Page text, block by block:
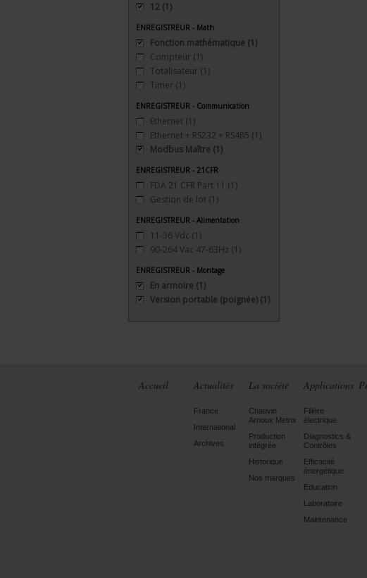
12 (1)
ENREGISTREUR - Math
Fonction mathématique (1)
Compteur (1)
Totalisateur (1)
Timer (1)
ENREGISTREUR - Communication
Ethernet (1)
Ethernet + RS232 + RS485 (1)
Modbus Maître (1)
ENREGISTREUR - 21CFR
FDA 21 CFR Part 11 (1)
Gestion de lot (1)
ENREGISTREUR - Alimentation
11-36 Vdc (1)
90-264 Vac 47-63Hz (1)
ENREGISTREUR - Montage
En armoire (1)
Version portable (poignée) (1)
Accueil Actualités
France
International
Archives
La société
Chauvin
Arnoux Metrix
Production
intégrée
Historique
Nos marques
Applications
Filière
électrique
Diagnostics &
Contrôles
Efficacité
énergétique
Education
Laboratoire
Maintenance